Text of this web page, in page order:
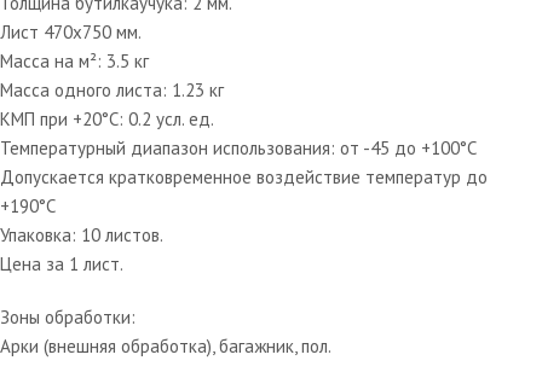
Лист 470х750 мм.
Масса на м²: 3.5 кг
Масса одного листа: 1.23 кг
КМП при +20°C: 0.2 усл. ед.
Температурный диапазон использования: от -45 до +100°С
Допускается кратковременное воздействие температур до
+190°С
Упаковка: 10 листов.
Цена за 1 лист.
Зоны обработки:
Арки (внешняя обработка), багажник, пол.